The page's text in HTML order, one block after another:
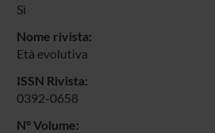
Sì
Nome rivista:
Età evolutiva
ISSN Rivista:
0392-0658
N° Volume: